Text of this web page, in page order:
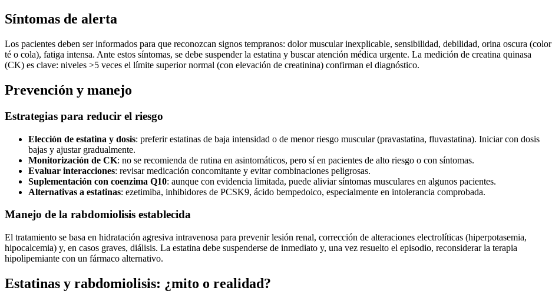
Síntomas de alerta
Los pacientes deben ser informados para que reconozcan signos tempranos: dolor muscular inexplicable, sensibilidad, debilidad, orina oscura (color
té o cola), fatiga intensa. Ante estos síntomas, se debe suspender la estatina y buscar atención médica urgente. La medición de creatina quinasa
(CK) es clave: niveles >5 veces el límite superior normal (con elevación de creatinina) confirman el diagnóstico.
Prevención y manejo
Estrategias para reducir el riesgo
Elección de estatina y dosis: preferir estatinas de baja intensidad o de menor riesgo muscular (pravastatina, fluvastatina). Iniciar con dosis
bajas y ajustar gradualmente.
Monitorización de CK: no se recomienda de rutina en asintomáticos, pero sí en pacientes de alto riesgo o con síntomas.
Evaluar interacciones: revisar medicación concomitante y evitar combinaciones peligrosas.
Suplementación con coenzima Q10: aunque con evidencia limitada, puede aliviar síntomas musculares en algunos pacientes.
Alternativas a estatinas: ezetimiba, inhibidores de PCSK9, ácido bempedoico, especialmente en intolerancia comprobada.
Manejo de la rabdomiolisis establecida
El tratamiento se basa en hidratación agresiva intravenosa para prevenir lesión renal, corrección de alteraciones electrolíticas (hiperpotasemia,
hipocalcemia) y, en casos graves, diálisis. La estatina debe suspenderse de inmediato y, una vez resuelto el episodio, reconsiderar la terapia
hipolipemiante con un fármaco alternativo.
Estatinas y rabdomiolisis: ¿mito o realidad?